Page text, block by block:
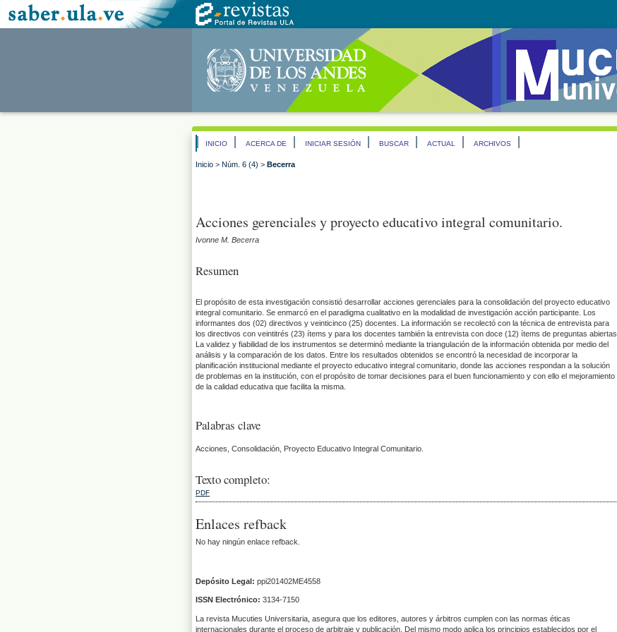
INICIO ACERCA DE INICIAR SESIÓN BUSCAR ACTUAL ARCHIVOS
Inicio > Núm. 6 (4) > Becerra
Acciones gerenciales y proyecto educativo integral comunitario.
Ivonne M. Becerra
Resumen
El propósito de esta investigación consistió desarrollar acciones gerenciales para la consolidación del proyecto educativo
integral comunitario. Se enmarcó en el paradigma cualitativo en la modalidad de investigación acción participante. Los
informantes dos (02) directivos y veinticinco (25) docentes. La información se recolectó con la técnica de entrevista para
los directivos con veintitrés (23) ítems y para los docentes también la entrevista con doce (12) ítems de preguntas abiertas.
La validez y fiabilidad de los instrumentos se determinó mediante la triangulación de la información obtenida por medio del
análisis y la comparación de los datos. Entre los resultados obtenidos se encontró la necesidad de incorporar la
planificación institucional mediante el proyecto educativo integral comunitario, donde las acciones respondan a la solución
de problemas en la institución, con el propósito de tomar decisiones para el buen funcionamiento y con ello el mejoramiento
de la calidad educativa que facilita la misma.
Palabras clave
Acciones, Consolidación, Proyecto Educativo Integral Comunitario.
Texto completo:
PDF
Enlaces refback
No hay ningún enlace refback.
Depósito Legal: ppi201402ME4558
ISSN Electrónico: 3134-7150
La revista Mucuties Universitaria, asegura que los editores, autores y árbitros cumplen con las normas éticas
internacionales durante el proceso de arbitraje y publicación. Del mismo modo aplica los principios establecidos por el